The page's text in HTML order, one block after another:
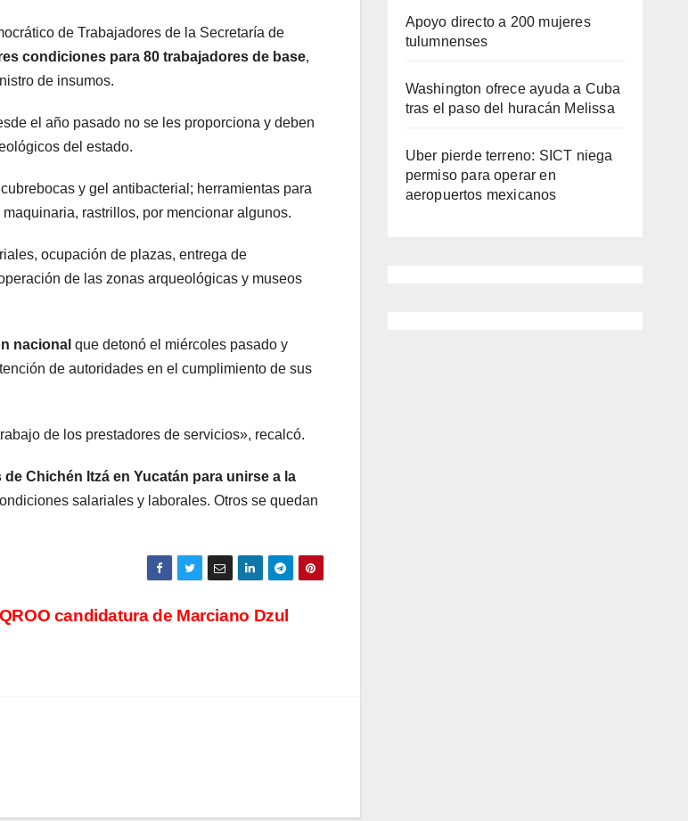
de Trabajadores de la Secretaría de
condiciones para 80 trabajadores de base,
de insumos.
el año pasado no se les proporciona y deben
del estado.
y gel antibacterial; herramientas para
rastrillos, por mencionar algunos.
ocupación de plazas, entrega de
de las zonas arqueológicas y museos
nacional que detonó el miércoles pasado y
de autoridades en el cumplimiento de sus
de los prestadores de servicios», recalcó.
Chichén Itzá en Yucatán para unirse a la
salariales y laborales. Otros se quedan
candidatura de Marciano Dzul
Apoyo directo a 200 mujeres
tulumnenses
Washington ofrece ayuda a Cuba
tras el paso del huracán Melissa
Uber pierde terreno: SICT niega
permiso para operar en
aeropuertos mexicanos